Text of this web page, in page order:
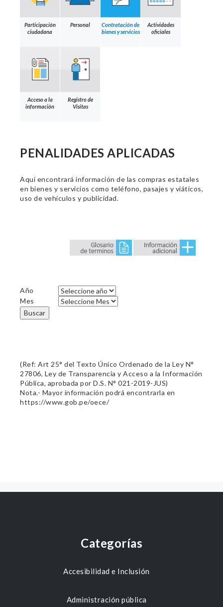
Participación
ciudadana
Personal
Contratación de
bienes y servicios
Actividades
oficiales
Acceso a la
información
Registro de
Visitas
PENALIDADES APLICADAS
Aquí encontrará información de las compras estatales
en bienes y servicios como teléfono, pasajes y viáticos,
uso de vehículos y publicidad.
Año
Mes
Buscar
(Ref: Art 25° del Texto Único Ordenado de la Ley N°
27806, Ley de Transparencia y Acceso a la Información
Pública, aprobada por D.S. N° 021-2019-JUS)
Nota.- Mayor información podrá encontrarla en
https://www.gob.pe/oece/
Categorías
Accesibilidad e Inclusión
Administración pública